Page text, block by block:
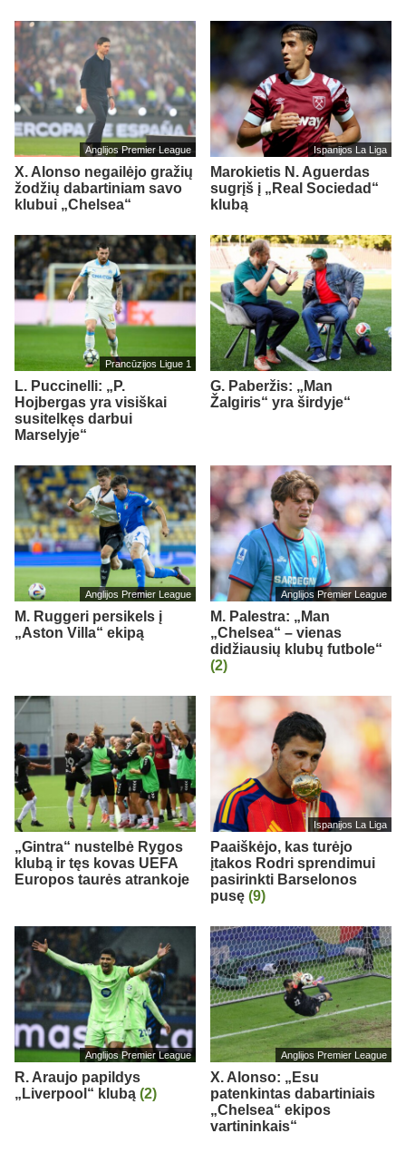
Anglijos Premier League
X. Alonso negailėjo gražių
žodžių dabartiniam savo
klubui „Chelsea“
Ispanijos La Liga
Marokietis N. Aguerdas
sugrįš į „Real Sociedad“
klubą
Prancūzijos Ligue 1
L. Puccinelli: „P.
Hojbergas yra visiškai
susitelkęs darbui
Marselyje“
G. Paberžis: „Man
Žalgiris“ yra širdyje“
Anglijos Premier League
M. Ruggeri persikels į
„Aston Villa“ ekipą
Anglijos Premier League
M. Palestra: „Man
„Chelsea“ – vienas
didžiausių klubų futbole“
(2)
„Gintra“ nustelbė Rygos
klubą ir tęs kovas UEFA
Europos taurės atrankoje
Ispanijos La Liga
Paaiškėjo, kas turėjo
įtakos Rodri sprendimui
pasirinkti Barselonos
pusę (9)
Anglijos Premier League
R. Araujo papildys
„Liverpool“ klubą (2)
Anglijos Premier League
X. Alonso: „Esu
patenkintas dabartiniais
„Chelsea“ ekipos
vartininkais“